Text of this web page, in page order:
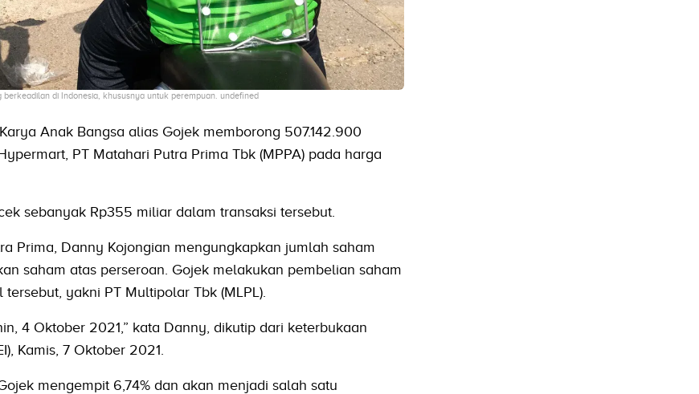
di Indonesia, khususnya untuk perempuan. undefined
Anak Bangsa alias Gojek memborong 507.142.900
PT Matahari Putra Prima Tbk (MPPA) pada harga
sebanyak Rp355 miliar dalam transaksi tersebut.
Prima, Danny Kojongian mengungkapkan jumlah saham
saham atas perseroan. Gojek melakukan pembelian saham
yakni PT Multipolar Tbk (MLPL).
4 Oktober 2021,” kata Danny, dikutip dari keterbukaan
Kamis, 7 Oktober 2021.
mengempit 6,74% dan akan menjadi salah satu